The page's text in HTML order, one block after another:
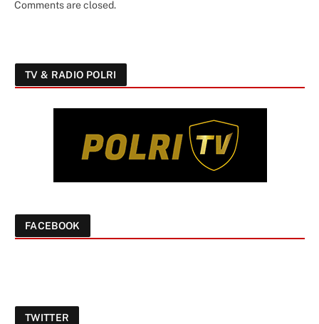
Comments are closed.
TV & RADIO POLRI
FACEBOOK
TWITTER